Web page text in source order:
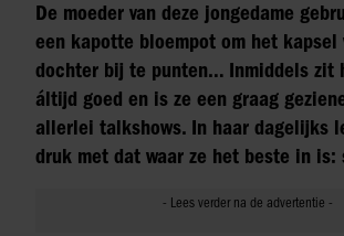
De moeder van deze jongedame
een kapotte bloempot om het kapsel
dochter bij te punten… Inmiddels zit
áltijd goed en is ze een graag
allerlei talkshows. In haar dagelijks
druk met dat waar ze het beste in is: